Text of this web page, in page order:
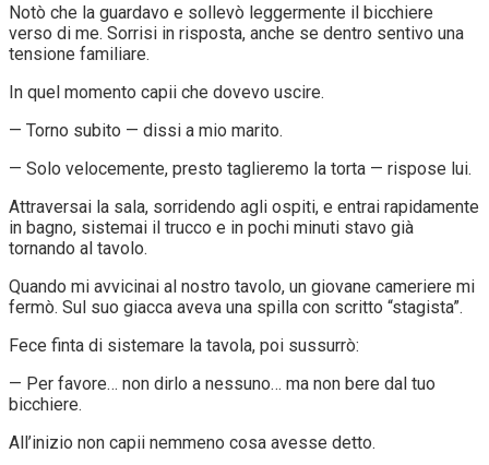
Notò che la guardavo e sollevò leggermente il bicchiere
verso di me. Sorrisi in risposta, anche se dentro sentivo una
tensione familiare.
In quel momento capii che dovevo uscire.
— Torno subito — dissi a mio marito.
— Solo velocemente, presto taglieremo la torta — rispose lui.
Attraversai la sala, sorridendo agli ospiti, e entrai rapidamente
in bagno, sistemai il trucco e in pochi minuti stavo già
tornando al tavolo.
Quando mi avvicinai al nostro tavolo, un giovane cameriere mi
fermò. Sul suo giacca aveva una spilla con scritto “stagista”.
Fece finta di sistemare la tavola, poi sussurrò:
— Per favore… non dirlo a nessuno… ma non bere dal tuo
bicchiere.
All’inizio non capii nemmeno cosa avesse detto.